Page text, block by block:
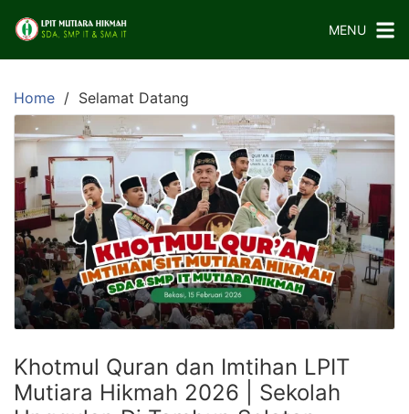
content
MENU
Home Selamat Datang
Khotmul Quran dan Imtihan LPIT
Mutiara Hikmah 2026 | Sekolah